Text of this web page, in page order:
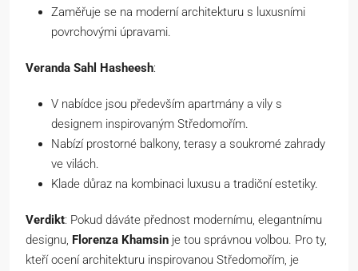
Zaměřuje se na moderní architekturu s luxusními
povrchovými úpravami.
Veranda Sahl Hasheesh:
V nabídce jsou především apartmány a vily s
designem inspirovaným Středomořím.
Nabízí prostorné balkony, terasy a soukromé zahrady
ve vilách.
Klade důraz na kombinaci luxusu a tradiční estetiky.
Verdikt: Pokud dáváte přednost modernímu, elegantnímu
designu, Florenza Khamsin je tou správnou volbou. Pro ty,
kteří ocení architekturu inspirovanou Středomořím, je